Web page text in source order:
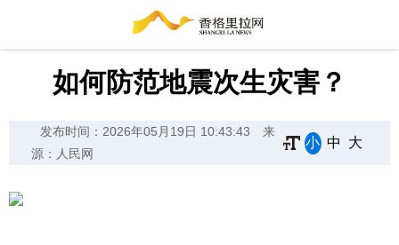
如何防范地震次生灾害？
发布时间：2026年05月19日 10:43:43
来
源：人民网
小 中 大